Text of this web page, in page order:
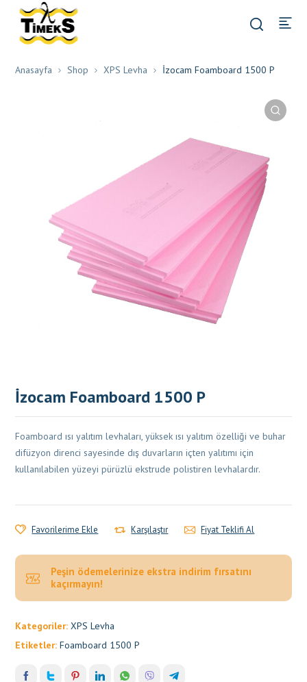
Anasayfa Shop XPS Levha İzocam Foamboard 1500 P
İzocam Foamboard 1500 P
Foamboard ısı yalıtım levhaları, yüksek ısı yalıtım özelliği ve buhar
difüzyon direnci sayesinde dış duvarların içten yalıtımı için
kullanılabilen yüzeyi pürüzlü ekstrude polistiren levhalardır.
Favorilerime Ekle Karşılaştır Fiyat Teklifi Al
Peşin ödemelerinize ekstra indirim fırsatını
kaçırmayın!
Kategoriler:XPS Levha
Etiketler:Foamboard 1500 P